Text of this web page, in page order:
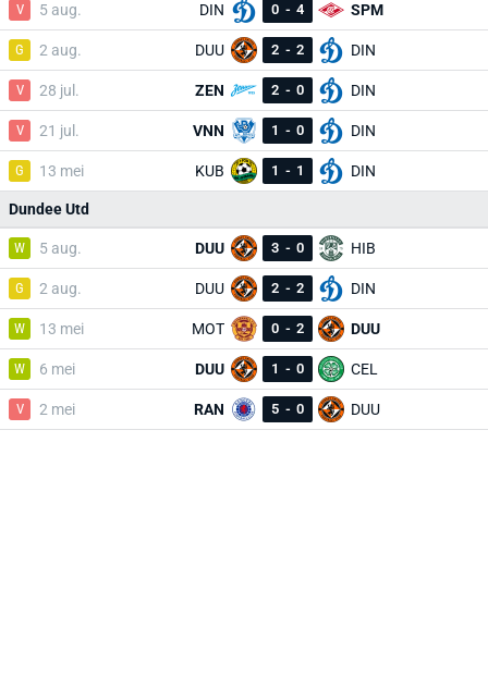
V 5 aug. DIN 0 - 4 SPM
G 2 aug. DUU 2 - 2 DIN
V 28 jul. ZEN 2 - 0 DIN
V 21 jul. VNN 1 - 0 DIN
G 13 mei KUB 1 - 1 DIN
Dundee Utd
W 5 aug. DUU 3 - 0 HIB
G 2 aug. DUU 2 - 2 DIN
W 13 mei MOT 0 - 2 DUU
W 6 mei DUU 1 - 0 CEL
V 2 mei RAN 5 - 0 DUU